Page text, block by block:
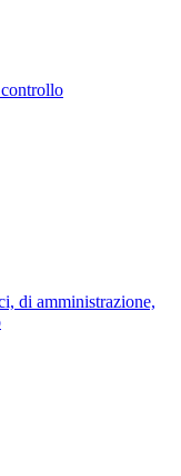
di amministrazione,